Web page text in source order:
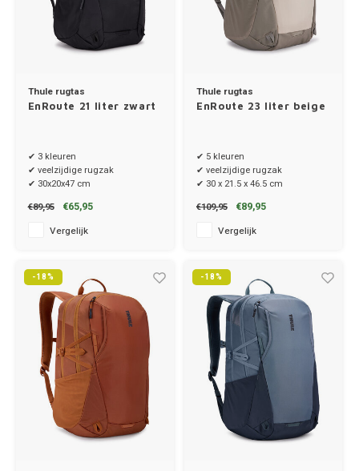
Thule rugtas
EnRoute 21 liter zwart
✔ 3 kleuren
✔ veelzijdige rugzak
✔ 30x20x47 cm
€89,95
€65,95
Vergelijk
Thule rugtas
EnRoute 23 liter beige
✔ 5 kleuren
✔ veelzijdige rugzak
✔ 30 x 21.5 x 46.5 cm
€109,95
€89,95
Vergelijk
-18% -18%